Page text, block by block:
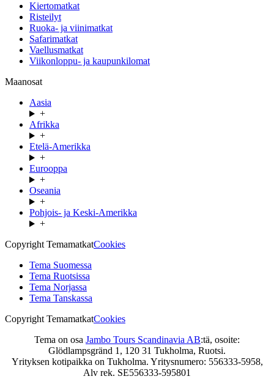
Kiertomatkat
Risteilyt
Ruoka- ja viinimatkat
Safarimatkat
Vaellusmatkat
Viikonloppu- ja kaupunkilomat
Maanosat
Aasia
+
Afrikka
+
Etelä-Amerikka
+
Eurooppa
+
Oseania
+
Pohjois- ja Keski-Amerikka
+
Copyright TemamatkatCookies
Tema Suomessa
Tema Ruotsissa
Tema Norjassa
Tema Tanskassa
Copyright TemamatkatCookies
Tema on osa Jambo Tours Scandinavia AB:tä, osoite:
Glödlampsgränd 1, 120 31 Tukholma, Ruotsi.
Yrityksen kotipaikka on Tukholma. Yritysnumero: 556333-5958,
Alv rek. SE556333-595801